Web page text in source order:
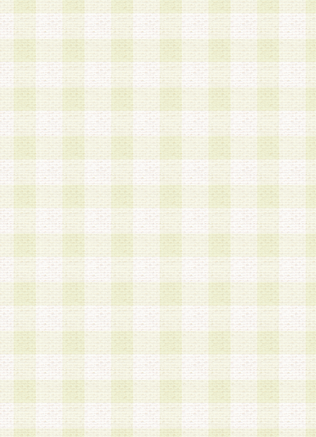
a.既に登録されている会員と同一のメールアドレ
録する場合
b.本サービスと同様のサービスを提供している企
業に従事していると思われる本人またはその家族
場合
c.その他当社が不適切と判断する場合
2.当社は、会員登録希望者を会員として承認する
した 場合、会員登録希望者による会員登録手続
による承認後の場合であっても、会員登録の取り
の抹消を、当社が適切と判 断する方法・手段に
とができるものとします。
3.会員登録希望者が18歳未満、成年被後見人、被
人 である場合は、親権者などの法定代理人の同
録を行うものとします。なお、義務教育学齢に該
者については、登録時に 当社が別途定める方法
権者による承認手続きを行うものとします。
第3条 会員の登録方法
1.会員登録手続きは、会員登録希望者本人が行う
る登録は一切認められないものとします。
2.会員登録希望者は、本規約に同意の後、当社指
画 面」において、当社が指定する必要事項を入